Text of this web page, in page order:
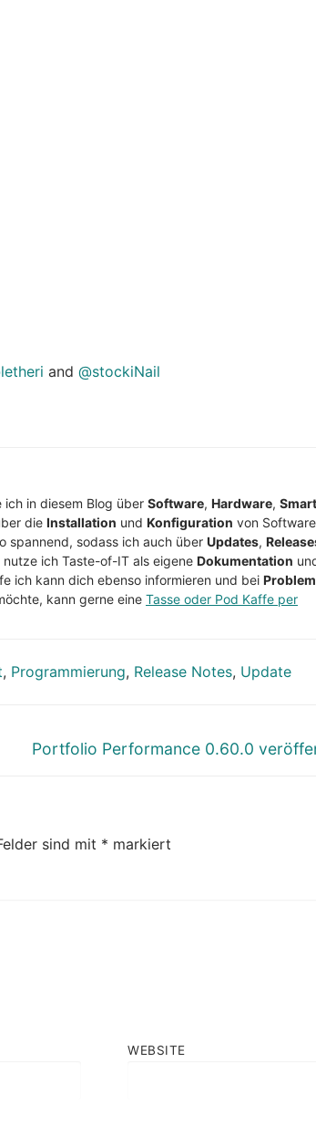
and @stockiNail
in diesem Blog über Software, Hardware, Smart
die Installation und Konfiguration von
spannend, sodass ich auch über Updates,
ich Taste-of-IT als eigene Dokumentation
ich kann dich ebenso informieren und bei
kann gerne eine Tasse oder Pod Kaffe per
, Programmierung, Release Notes, Update
Nächster
Portfolio Performance 0.60.0
sind mit * markiert
WEBSITE